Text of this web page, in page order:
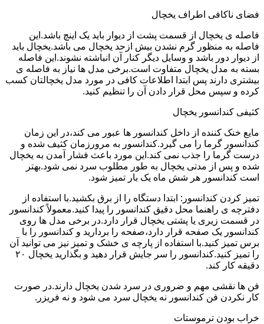
فضای ناکافی اطراف یخچال
فاصله ی یخچال از قسمت پشت از دیوار باید یک اینچ باشد.این
فاصله به منظور گرم نشدن بیش ازحد یخچال می باشد.یخچال باید
از دیوار دور باشد و وسایل دیگر کنار آن انباشته نشوند.این فاصله
بسته به مدل یخچال متفاوت است.برخی مدل ها نیاز به فاصله ی
بیشتری دارند پس ابتدا اطلاعات کافی در مورد مدل یخچالتان کسب
کرده و سپس محل قرار دادن آن را تنظیم کنید.
کثیفی کندانسور یخچال
مایع خنک کننده از داخل کندانسور ها عبور می کند،در این زمان
کندانسور گرما را می گیرد.کندانسور به مرورزمان کثیف شده و
درست گرما را جذب نمی کند.این مورد باعث فشار آمدن به یخچال
شده و پس از مدتی یخچال به طور مطلوب سرد نمی شود.بهتر
است کندانسور هر شش ماه یک بار تمیز شود.
تمیز کردن کندانسور: ابتدا دستگاه را از برق بکشید.با استفاده از
دفترچه ی راهنما محل دقیق کندانسور را پیدا کنید.معمولاً کندانسور
در قسمت زیری یا پشتی یخچال قرار دارد.در برخی مدل ها روی
کندانسور یک صفحه قرار دارد،صفحه را بردارید و کندانسور را با
برس تمیز کنید.با استفاده از پارچه ی خشک و تمیز نیز می توانید آن
را تمیز کنید.کندانسور را سر جایش قرار دهید و بگذارید یخچال ۲۰
دقیقه کار کند.
فن ها نقشی مهم و ضروری در سرد شدن یخچال دارند.در صورت
کار نکردن فن کندانسور نه یخچال سرد می شود و نه فریزر.
خراب بودن ترموستات